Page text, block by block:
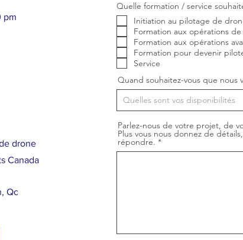
pm
drone
Canada
Qc
Quelle formation / service
Initiation au pilotage de
Formation aux opérations de
Formation aux opérations
Formation pour devenir
Service
Quand souhaitez-vous que nous
Parlez-nous de votre projet, de
Plus vous nous donnez de
répondre.